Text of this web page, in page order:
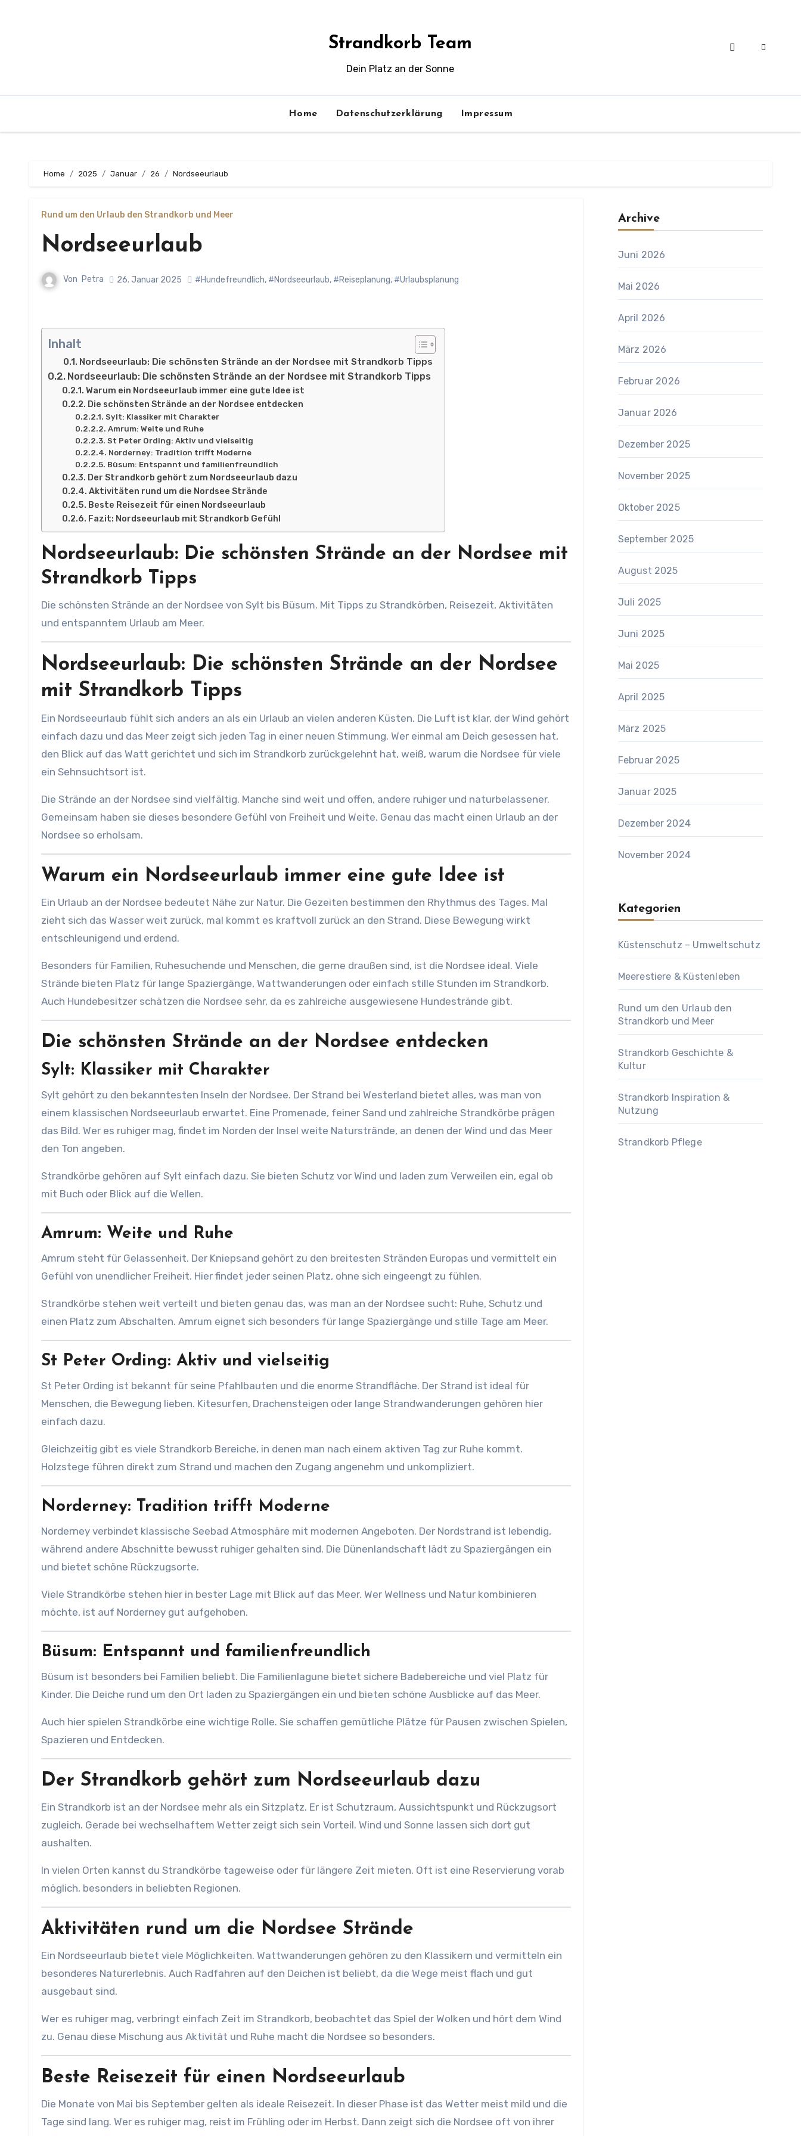
Strandkorb Team
Dein Platz an der Sonne
Home Datenschutzerklärung Impressum
Home 2025 Januar 26 Nordseeurlaub
Rund um den Urlaub den Strandkorb und Meer
Nordseeurlaub
Von Petra 26. Januar 2025 #Hundefreundlich, #Nordseeurlaub, #Reiseplanung, #Urlaubsplanung
Inhalt
Nordseeurlaub: Die schönsten Strände an der Nordsee mit Strandkorb Tipps
Nordseeurlaub: Die schönsten Strände an der Nordsee mit Strandkorb Tipps
Warum ein Nordseeurlaub immer eine gute Idee ist
Die schönsten Strände an der Nordsee entdecken
Sylt: Klassiker mit Charakter
Amrum: Weite und Ruhe
St Peter Ording: Aktiv und vielseitig
Norderney: Tradition trifft Moderne
Büsum: Entspannt und familienfreundlich
Der Strandkorb gehört zum Nordseeurlaub dazu
Aktivitäten rund um die Nordsee Strände
Beste Reisezeit für einen Nordseeurlaub
Fazit: Nordseeurlaub mit Strandkorb Gefühl
Nordseeurlaub: Die schönsten Strände an der Nordsee mit
Strandkorb Tipps
Die schönsten Strände an der Nordsee von Sylt bis Büsum. Mit Tipps zu Strandkörben, Reisezeit, Aktivitäten
und entspanntem Urlaub am Meer.
Nordseeurlaub: Die schönsten Strände an der Nordsee
mit Strandkorb Tipps
Ein Nordseeurlaub fühlt sich anders an als ein Urlaub an vielen anderen Küsten. Die Luft ist klar, der Wind gehört
einfach dazu und das Meer zeigt sich jeden Tag in einer neuen Stimmung. Wer einmal am Deich gesessen hat,
den Blick auf das Watt gerichtet und sich im Strandkorb zurückgelehnt hat, weiß, warum die Nordsee für viele
ein Sehnsuchtsort ist.
Die Strände an der Nordsee sind vielfältig. Manche sind weit und offen, andere ruhiger und naturbelassener.
Gemeinsam haben sie dieses besondere Gefühl von Freiheit und Weite. Genau das macht einen Urlaub an der
Nordsee so erholsam.
Warum ein Nordseeurlaub immer eine gute Idee ist
Ein Urlaub an der Nordsee bedeutet Nähe zur Natur. Die Gezeiten bestimmen den Rhythmus des Tages. Mal
zieht sich das Wasser weit zurück, mal kommt es kraftvoll zurück an den Strand. Diese Bewegung wirkt
entschleunigend und erdend.
Besonders für Familien, Ruhesuchende und Menschen, die gerne draußen sind, ist die Nordsee ideal. Viele
Strände bieten Platz für lange Spaziergänge, Wattwanderungen oder einfach stille Stunden im Strandkorb.
Auch Hundebesitzer schätzen die Nordsee sehr, da es zahlreiche ausgewiesene Hundestrände gibt.
Die schönsten Strände an der Nordsee entdecken
Sylt: Klassiker mit Charakter
Sylt gehört zu den bekanntesten Inseln der Nordsee. Der Strand bei Westerland bietet alles, was man von
einem klassischen Nordseeurlaub erwartet. Eine Promenade, feiner Sand und zahlreiche Strandkörbe prägen
das Bild. Wer es ruhiger mag, findet im Norden der Insel weite Naturstrände, an denen der Wind und das Meer
den Ton angeben.
Strandkörbe gehören auf Sylt einfach dazu. Sie bieten Schutz vor Wind und laden zum Verweilen ein, egal ob
mit Buch oder Blick auf die Wellen.
Amrum: Weite und Ruhe
Amrum steht für Gelassenheit. Der Kniepsand gehört zu den breitesten Stränden Europas und vermittelt ein
Gefühl von unendlicher Freiheit. Hier findet jeder seinen Platz, ohne sich eingeengt zu fühlen.
Strandkörbe stehen weit verteilt und bieten genau das, was man an der Nordsee sucht: Ruhe, Schutz und
einen Platz zum Abschalten. Amrum eignet sich besonders für lange Spaziergänge und stille Tage am Meer.
St Peter Ording: Aktiv und vielseitig
St Peter Ording ist bekannt für seine Pfahlbauten und die enorme Strandfläche. Der Strand ist ideal für
Menschen, die Bewegung lieben. Kitesurfen, Drachensteigen oder lange Strandwanderungen gehören hier
einfach dazu.
Gleichzeitig gibt es viele Strandkorb Bereiche, in denen man nach einem aktiven Tag zur Ruhe kommt.
Holzstege führen direkt zum Strand und machen den Zugang angenehm und unkompliziert.
Norderney: Tradition trifft Moderne
Norderney verbindet klassische Seebad Atmosphäre mit modernen Angeboten. Der Nordstrand ist lebendig,
während andere Abschnitte bewusst ruhiger gehalten sind. Die Dünenlandschaft lädt zu Spaziergängen ein
und bietet schöne Rückzugsorte.
Viele Strandkörbe stehen hier in bester Lage mit Blick auf das Meer. Wer Wellness und Natur kombinieren
möchte, ist auf Norderney gut aufgehoben.
Büsum: Entspannt und familienfreundlich
Büsum ist besonders bei Familien beliebt. Die Familienlagune bietet sichere Badebereiche und viel Platz für
Kinder. Die Deiche rund um den Ort laden zu Spaziergängen ein und bieten schöne Ausblicke auf das Meer.
Auch hier spielen Strandkörbe eine wichtige Rolle. Sie schaffen gemütliche Plätze für Pausen zwischen Spielen,
Spazieren und Entdecken.
Der Strandkorb gehört zum Nordseeurlaub dazu
Ein Strandkorb ist an der Nordsee mehr als ein Sitzplatz. Er ist Schutzraum, Aussichtspunkt und Rückzugsort
zugleich. Gerade bei wechselhaftem Wetter zeigt sich sein Vorteil. Wind und Sonne lassen sich dort gut
aushalten.
In vielen Orten kannst du Strandkörbe tageweise oder für längere Zeit mieten. Oft ist eine Reservierung vorab
möglich, besonders in beliebten Regionen.
Aktivitäten rund um die Nordsee Strände
Ein Nordseeurlaub bietet viele Möglichkeiten. Wattwanderungen gehören zu den Klassikern und vermitteln ein
besonderes Naturerlebnis. Auch Radfahren auf den Deichen ist beliebt, da die Wege meist flach und gut
ausgebaut sind.
Wer es ruhiger mag, verbringt einfach Zeit im Strandkorb, beobachtet das Spiel der Wolken und hört dem Wind
zu. Genau diese Mischung aus Aktivität und Ruhe macht die Nordsee so besonders.
Beste Reisezeit für einen Nordseeurlaub
Die Monate von Mai bis September gelten als ideale Reisezeit. In dieser Phase ist das Wetter meist mild und die
Tage sind lang. Wer es ruhiger mag, reist im Frühling oder im Herbst. Dann zeigt sich die Nordsee oft von ihrer
Archive
Juni 2026
Mai 2026
April 2026
März 2026
Februar 2026
Januar 2026
Dezember 2025
November 2025
Oktober 2025
September 2025
August 2025
Juli 2025
Juni 2025
Mai 2025
April 2025
März 2025
Februar 2025
Januar 2025
Dezember 2024
November 2024
Kategorien
Küstenschutz – Umweltschutz
Meerestiere & Küstenleben
Rund um den Urlaub den
Strandkorb und Meer
Strandkorb Geschichte &
Kultur
Strandkorb Inspiration &
Nutzung
Strandkorb Pflege